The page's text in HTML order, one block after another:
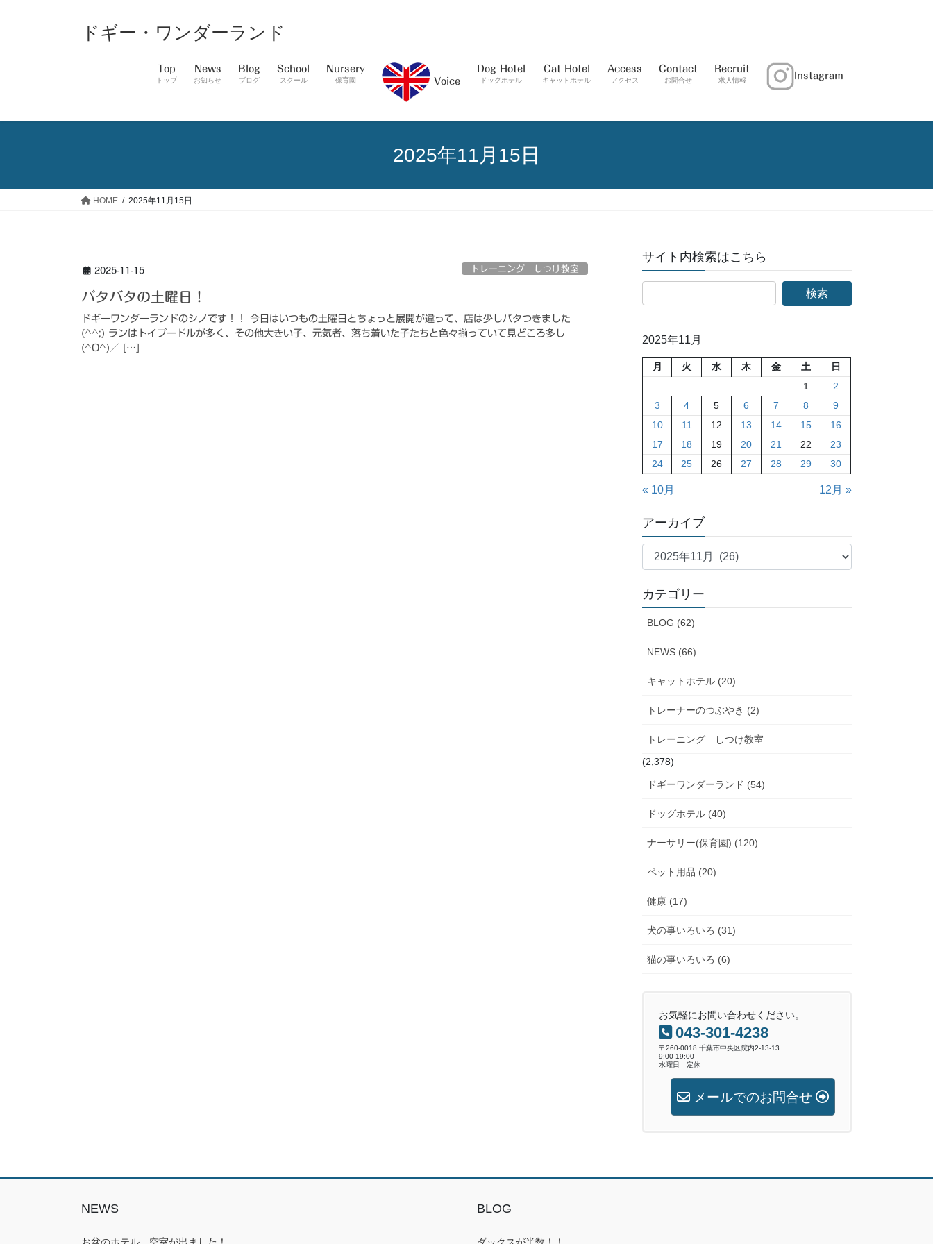
キ
に
ドギー・ワンダーランド
Top
トップ
News
お知らせ
Blog
ブログ
School
スクール
Nursery
保育園 Voice
Dog Hotel
ドッグホテル
Cat Hotel
キャットホテル
Access
アクセス
Contact
お問合せ
Recruit
求人情報 Instagram
2025年11月15日
HOME 2025年11月15日
2025-11-15 トレーニング しつけ教室
バタバタの土曜日！
ドギーワンダーランドのシノです！！ 今日はいつもの土曜日とちょっと展開が違って、店は少しバタつきました
(^^;) ランはトイプードルが多く、その他大きい子、元気者、落ち着いた子たちと色々揃っていて見どころ多し
(^O^)／ […]
サイト内検索はこちら
2025年11月
月 火 水 木 金 土
日
1
2
3
4 5 6 7 8
9
10
11 12 13 14 15
16
17
18 19 20 21 22
23
24
25 26 27 28 29 30
« 10月 12月 »
アーカイブ
ア
イ
ブ
カテゴリー
BLOG (62)
NEWS (66)
キャットホテル (20)
トレーナーのつぶやき (2)
トレーニング しつけ教室
(2,378)
ドギーワンダーランド (54)
ドッグホテル (40)
ナーサリー(保育園) (120)
ペット用品 (20)
健康 (17)
犬の事いろいろ (31)
猫の事いろいろ (6)
お気軽にお問い合わせください。
043-301-4238
〒260-0018 千葉市中央区院内2-13-13
9:00-19:00
水曜日 定休
メールでのお問合せ
NEWS BLOG